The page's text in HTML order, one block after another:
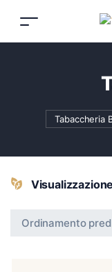
Tabaccheria